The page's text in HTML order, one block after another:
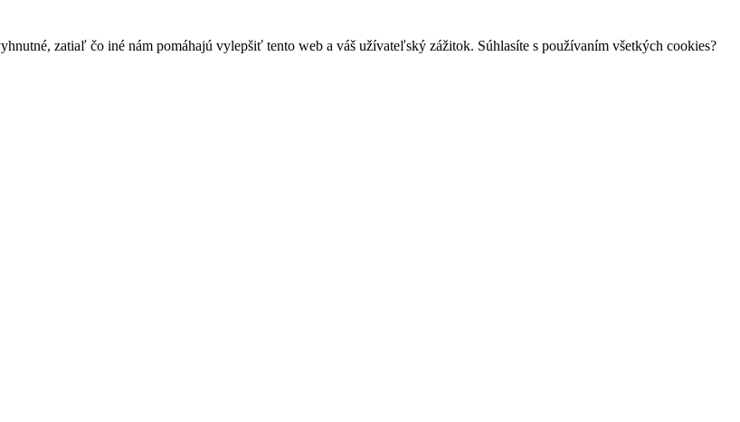
zatiaľ čo iné nám pomáhajú vylepšiť tento web a váš užívateľský zážitok. Súhlasíte s používaním všetkých cookies?